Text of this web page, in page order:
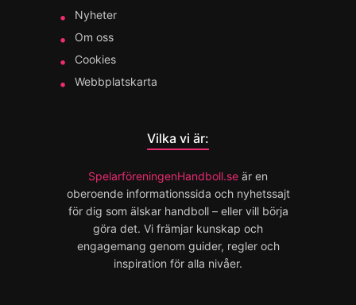
Nyheter
Om oss
Cookies
Webbplatskarta
Vilka vi är:
SpelarföreningenHandboll.se är en
oberoende informationssida och nyhetssajt
för dig som älskar handboll – eller vill börja
göra det. Vi främjar kunskap och
engagemang genom guider, regler och
inspiration för alla nivåer.